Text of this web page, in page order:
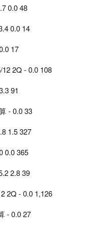
0.0 48
0.0 14
17
2Q - 0.0 108
91
- 0.0 33
1.5 327
0.0 365
2.8 39
2Q - 0.0 1,126
- 0.0 27